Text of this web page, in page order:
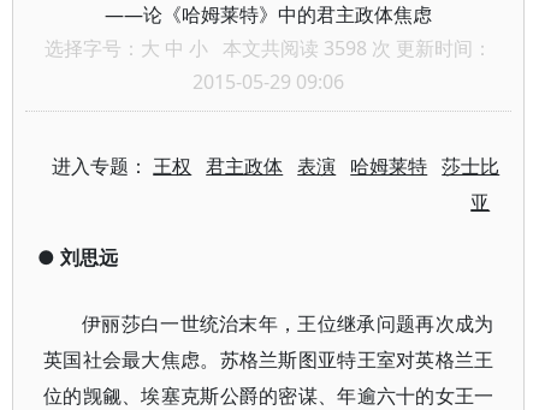
——论《哈姆莱特》中的君主政体焦虑
选择字号： 大 中 小 本文共阅读 3598 次 更新时间：
2015-05-29 09:06
进入专题：王权 君主政体 表演 哈姆莱特 莎士比
亚
● 刘思远
伊丽莎白一世统治末年，王位继承问题再次成为
英国社会最大焦虑。苏格兰斯图亚特王室对英格兰王
位的觊觎、埃塞克斯公爵的密谋、年逾六十的女王一